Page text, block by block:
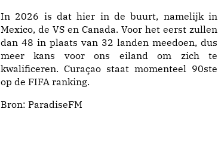
In 2026 is dat hier in de buurt, namelijk in
Mexico, de VS en Canada. Voor het eerst zullen
dan 48 in plaats van 32 landen meedoen, dus
meer kans voor ons eiland om zich te
kwalificeren. Curaçao staat momenteel 90ste
op de FIFA ranking.
Bron: ParadiseFM